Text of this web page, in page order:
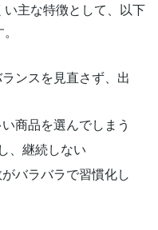
主な特徴として、以下
ンスを見直さず、出
商品を選んでしまう
、継続しない
バラバラで習慣化し